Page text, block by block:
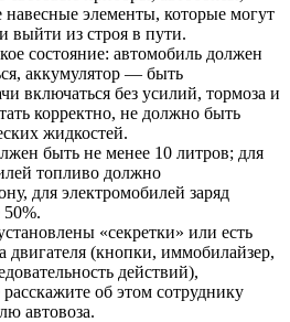
элементы, которые могут
выйти из строя в пути.
состояние: автомобиль должен
аккумулятор — быть
включаться без усилий, тормоза и
корректно, не должно быть
жидкостей.
быть не менее 10 литров; для
топливо должно
для электромобилей заряд
«секретки» или есть
двигателя (кнопки, иммобилайзер,
действий),
расскажите об этом сотруднику
автовоза.